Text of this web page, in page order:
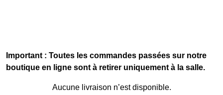
Important : Toutes les commandes passées sur notre
boutique en ligne sont à retirer uniquement à la salle.
Aucune livraison n’est disponible.